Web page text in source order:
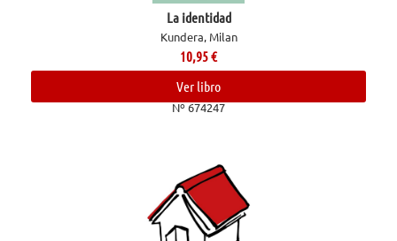
La identidad
Kundera, Milan
10,95€
Ver libro
Nº 674247